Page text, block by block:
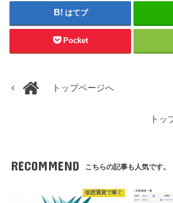
はてブ
Pocket
トップページへ
トッ
RECOMMEND こちらの記事も人気です。
仮想通貨で稼ぐ